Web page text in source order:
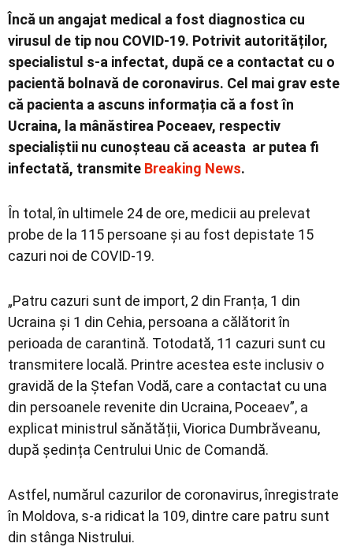
Încă un angajat medical a fost diagnostica cu
virusul de tip nou COVID-19. Potrivit autorităților,
specialistul s-a infectat, după ce a contactat cu o
pacientă bolnavă de coronavirus. Cel mai grav este
că pacienta a ascuns informația că a fost în
Ucraina, la mânăstirea Poceaev, respectiv
specialiștii nu cunoșteau că aceasta ar putea fi
infectată, transmite Breaking News.
În total, în ultimele 24 de ore, medicii au prelevat
probe de la 115 persoane și au fost depistate 15
cazuri noi de COVID-19.
„Patru cazuri sunt de import, 2 din Franța, 1 din
Ucraina și 1 din Cehia, persoana a călătorit în
perioada de carantină. Totodată, 11 cazuri sunt cu
transmitere locală. Printre acestea este inclusiv o
gravidă de la Ștefan Vodă, care a contactat cu una
din persoanele revenite din Ucraina, Poceaev”, a
explicat ministrul sănătății, Viorica Dumbrăveanu,
după ședința Centrului Unic de Comandă.
Astfel, numărul cazurilor de coronavirus, înregistrate
în Moldova, s-a ridicat la 109, dintre care patru sunt
din stânga Nistrului.